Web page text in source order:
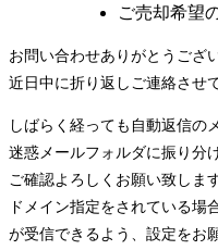
ご売却希望
お問い合わせありがとうござ
近日中に折り返しご連絡させ
しばらく経っても自動返信の
迷惑メールフォルダに振り分
ご確認よろしくお願い致します
ドメイン指定をされている場
が受信できるよう、設定をお